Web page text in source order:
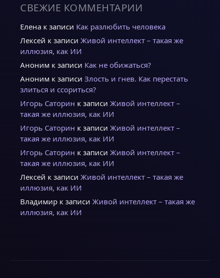
СВЕЖИЕ КОММЕНТАРИИ
Елена к записи Как разлюбить человека
Лексей к записи Живой интеллект – такая же
иллюзия, как ИИ
Аноним к записи Как не обижаться?
Аноним к записи Злость и гнев. Как перестать
злиться и ссориться?
Игорь Саторин к записи Живой интеллект –
такая же иллюзия, как ИИ
Игорь Саторин к записи Живой интеллект –
такая же иллюзия, как ИИ
Игорь Саторин к записи Живой интеллект –
такая же иллюзия, как ИИ
Лексей к записи Живой интеллект – такая же
иллюзия, как ИИ
Владимир к записи Живой интеллект – такая же
иллюзия, как ИИ